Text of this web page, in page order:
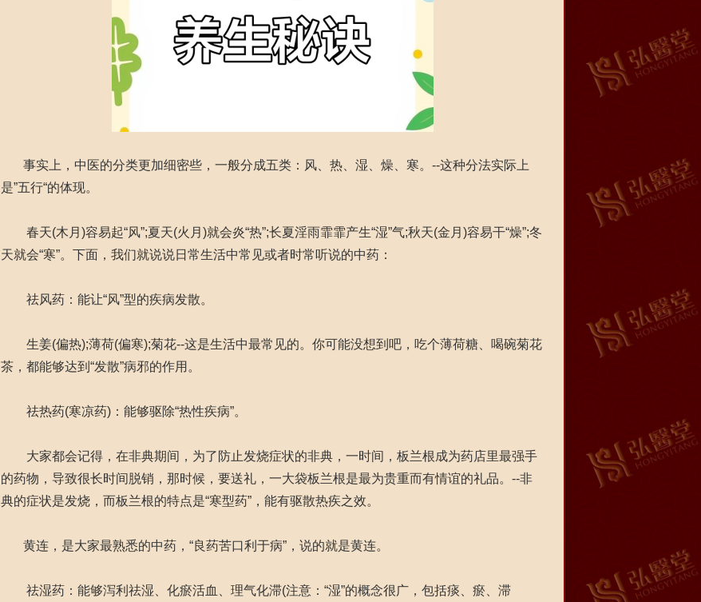
事实上，中医的分类更加细密些，一般分成五类：风、热、湿、燥、寒。--这种分法实际上
是”五行“的体现。
春天(木月)容易起“风”;夏天(火月)就会炎“热”;长夏淫雨霏霏产生“湿”气;秋天(金月)容易干“燥”;冬
天就会“寒”。下面，我们就说说日常生活中常见或者时常听说的中药：
祛风药：能让“风”型的疾病发散。
生姜(偏热);薄荷(偏寒);菊花--这是生活中最常见的。你可能没想到吧，吃个薄荷糖、喝碗菊花
茶，都能够达到“发散”病邪的作用。
祛热药(寒凉药)：能够驱除“热性疾病”。
大家都会记得，在非典期间，为了防止发烧症状的非典，一时间，板兰根成为药店里最强手
的药物，导致很长时间脱销，那时候，要送礼，一大袋板兰根是最为贵重而有情谊的礼品。--非
典的症状是发烧，而板兰根的特点是“寒型药”，能有驱散热疾之效。
黄连，是大家最熟悉的中药，“良药苦口利于病”，说的就是黄连。
祛湿药：能够泻利祛湿、化瘀活血、理气化滞(注意：“湿”的概念很广，包括痰、瘀、滞